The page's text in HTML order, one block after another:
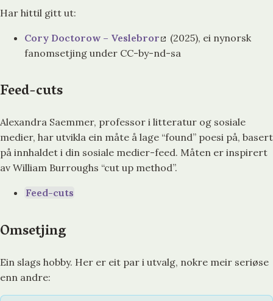
Har hittil gitt ut:
Cory Doctorow – Veslebror
(2025), ei nynorsk
fanomsetjing under CC-by-nd-sa
Feed-cuts
Alexandra Saemmer, professor i litteratur og sosiale
medier, har utvikla ein måte å lage “found” poesi på, basert
på innhaldet i din sosiale medier-feed. Måten er inspirert
av William Burroughs “cut up method”.
Feed-cuts
Omsetjing
Ein slags hobby. Her er eit par i utvalg, nokre meir seriøse
enn andre: